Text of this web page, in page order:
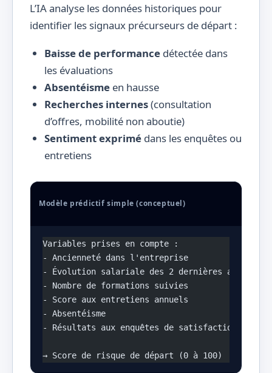
L’IA analyse les données historiques pour
identifier les signaux précurseurs de départ :
Baisse de performance détectée dans
les évaluations
Absentéisme en hausse
Recherches internes(consultation
d’offres, mobilité non aboutie)
Sentiment exprimé dans les enquêtes ou
entretiens
Modèle prédictif simple (conceptuel)
Variables prises en compte :
- Ancienneté dans l'entreprise
- Évolution salariale des 2 dernières années
- Nombre de formations suivies
- Score aux entretiens annuels
- Absentéisme
- Résultats aux enquêtes de satisfaction
→ Score de risque de départ (0 à 100)